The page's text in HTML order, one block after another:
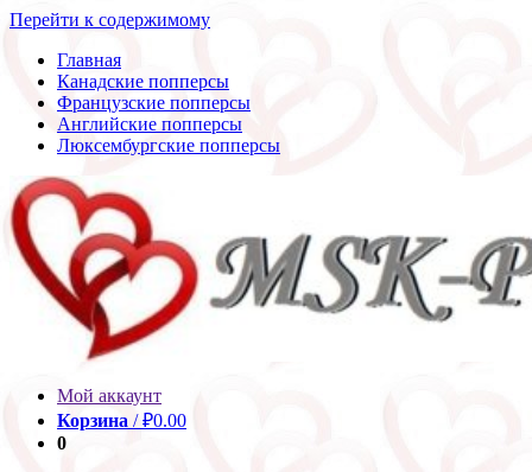
Перейти к содержимому
Главная
Канадские попперсы
Французские попперсы
Английские попперсы
Люксембургские попперсы
Мой аккаунт
Корзина /₽0.00
0